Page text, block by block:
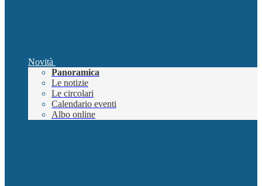
Novità
Panoramica
Le notizie
Le circolari
Calendario eventi
Albo online